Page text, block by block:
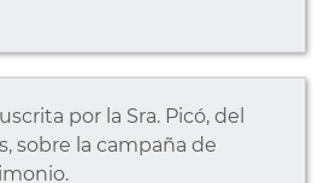
por la Sra. Picó, del
sobre la campaña de